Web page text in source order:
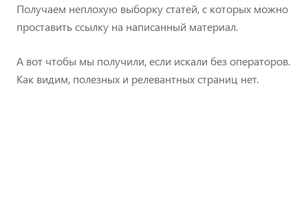
Получаем неплохую выборку статей, с которых можно
проставить ссылку на написанный материал.
А вот чтобы мы получили, если искали без операторов.
Как видим, полезных и релевантных страниц нет.